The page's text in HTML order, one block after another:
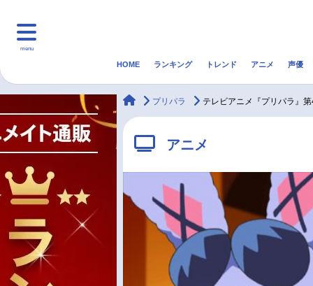
menu
マンガ・ラノベ ゲーム・アプリ
最新記事一覧
アニメ記事一覧
声優記事一覧
HOME ランキング トレンド アニメ 声優
animateTimes
プリパラ テレビアニメ『プリパラ』
アニメ